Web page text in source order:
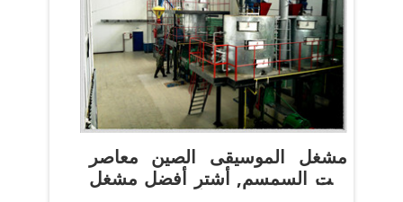
مشغل الموسيقى الصين معاصر
زيت السمسم, أشترِ أفضل مشغل